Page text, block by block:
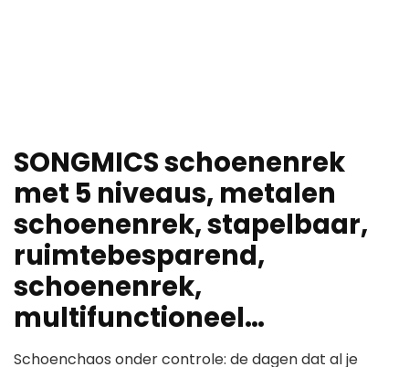
SONGMICS schoenenrek
met 5 niveaus, metalen
schoenenrek, stapelbaar,
ruimtebesparend,
schoenenrek,
multifunctioneel…
Schoenchaos onder controle: de dagen dat al je